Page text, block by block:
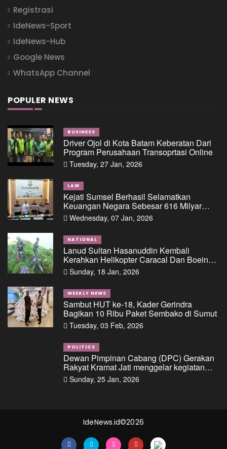
Registrasi
IdeNews-Sport
IdeNews-Hub
Google News
WhatsApp Channel
POPULER NEWS
BUSINESS
Driver Ojol di Kota Batam Keberatan Dari
Program Perusahaan Transoprtasi Online
Tuesday, 27 Jan, 2026
LAW
Kejati Sumsel Berhasil Selamatkan
Keuangan Negara Sebesar 616 Milyar
Dalam Perkara Dugaan Tipikor Pemberian
Fasilitas Pinjaman/Kredit Dari Salah Satu
Bank Pemerintah Kepada PT. BSS Dan PT.
SAL
Wednesday, 07 Jan, 2026
NATIONAL
Lanud Sultan Hasanuddin Kembali
Kerahkan Helikopter Caracal Dan Boeing
Intai Strategis, Lokasi Jatuhnya Pesawat
ATR 42-500 Berhasil Diidentifikasi
Sunday, 18 Jan, 2026
WEEKLY NEWS
Sambut HUT ke-18, Kader Gerindra
Bagikan 10 Ribu Paket Sembako di Sumut
Tuesday, 03 Feb, 2026
POLITICS
Dewan Pimpinan Cabang (DPC) Gerakan
Rakyat Kramat Jati menggelar kegiatan
“Ngopi di Condet”
Sunday, 25 Jan, 2026
IdeNews.id©2026